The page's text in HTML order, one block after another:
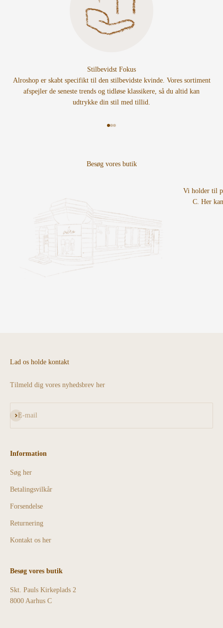
Stilbevidst Fokus
Alroshop er skabt specifikt til den stilbevidste kvinde. Vores sortiment
afspejler de seneste trends og tidløse klassikere, så du altid kan
udtrykke din stil med tillid.
Vi holder til
C. Her
Lad os holde kontakt
Tilmeld dig vores nyhedsbrev her
E-mail
Abonnér
Information
Søg her
Betalingsvilkår
Forsendelse
Returnering
Kontakt os her
Besøg vores butik
Skt. Pauls Kirkeplads 2
8000 Aarhus C